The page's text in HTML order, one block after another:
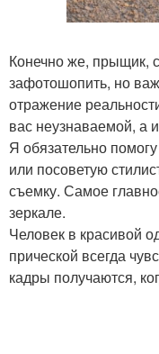
Конечно же, прыщик,
зафотошопить, но
отражение
вас неузнаваемой, а
Я обязательно
или посоветую
съемку. Самое
зеркале.
Человек в красивой
прической всегда
кадры получаются,